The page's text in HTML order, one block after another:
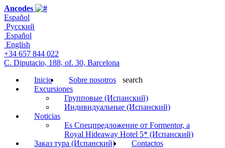
Ancodes
Español
Русский
Español
English
+34 657 844 022
C. Diputacio, 188, of. 30, Barcelona
Inicio
Sobre nosotros
Excursiones
Групповые (Испанский)
Индивидуальные (Испанский)
Noticias
Es Cпецпредложение от Formentor, a
Royal Hideaway Hotel 5* (Испанский)
Заказ тура (Испанский)
Contactos
search